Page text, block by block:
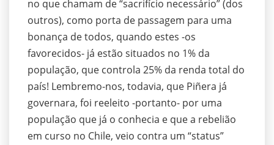
no que chamam de “sacrifício necessário” (dos
outros), como porta de passagem para uma
bonança de todos, quando estes -os
favorecidos- já estão situados no 1% da
população, que controla 25% da renda total do
país! Lembremo-nos, todavia, que Piñera já
governara, foi reeleito -portanto- por uma
população que já o conhecia e que a rebelião
em curso no Chile, veio contra um “status”